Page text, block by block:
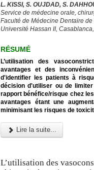
L. KISSI, S. OUJDAD, S.
Service de médecine orale,
Faculté de Médecine Dentaire
Université Hassan II,
RÉSUMÉ
L’utilisation des
avantages et des
d'identifier les patients à
décision d'utiliser ou de
rapport bénéfice/risque chez
avantages étant une
minimisant les risques de
Lire la suite...
L’utilisation des